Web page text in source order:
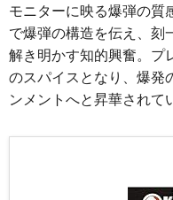
モニターに映る爆弾の質
で爆弾の構造を伝え、刻
解き明かす知的興奮。プ
のスパイスとなり、爆発
ンメントへと昇華されて